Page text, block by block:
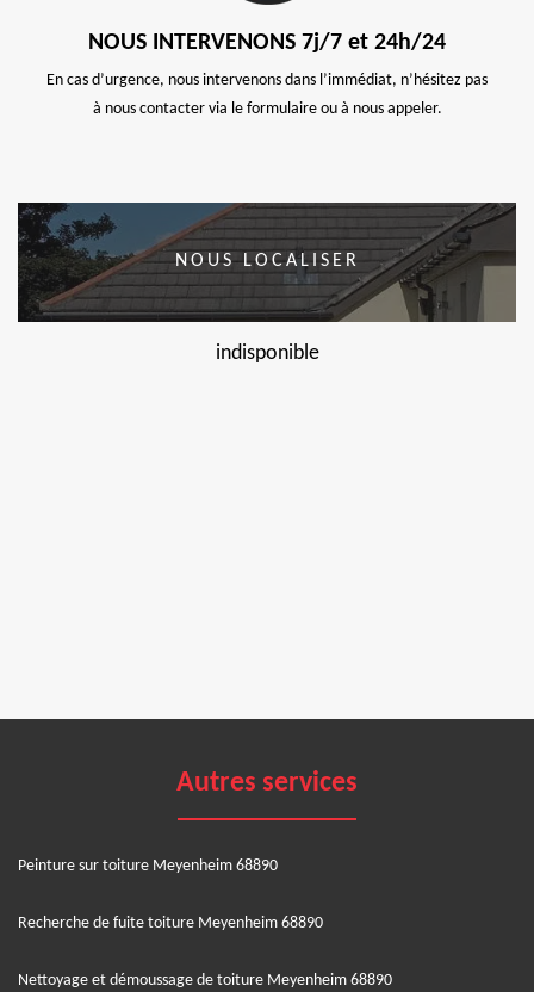
NOUS INTERVENONS 7j/7 et 24h/24
En cas d’urgence, nous intervenons dans l’immédiat, n’hésitez pas
à nous contacter via le formulaire ou à nous appeler.
NOUS LOCALISER
indisponible
Autres services
Peinture sur toiture Meyenheim 68890
Recherche de fuite toiture Meyenheim 68890
Nettoyage et démoussage de toiture Meyenheim 68890